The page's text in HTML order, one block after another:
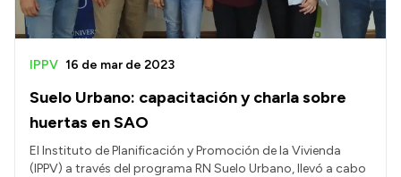
Suelo Urbano: capacitación y charla sobre
huertas en SAO
IPPV 16 de mar de 2023
El Instituto de Planificación y Promoción de la Vivienda
(IPPV) a través del programa RN Suelo Urbano, llevó a cabo